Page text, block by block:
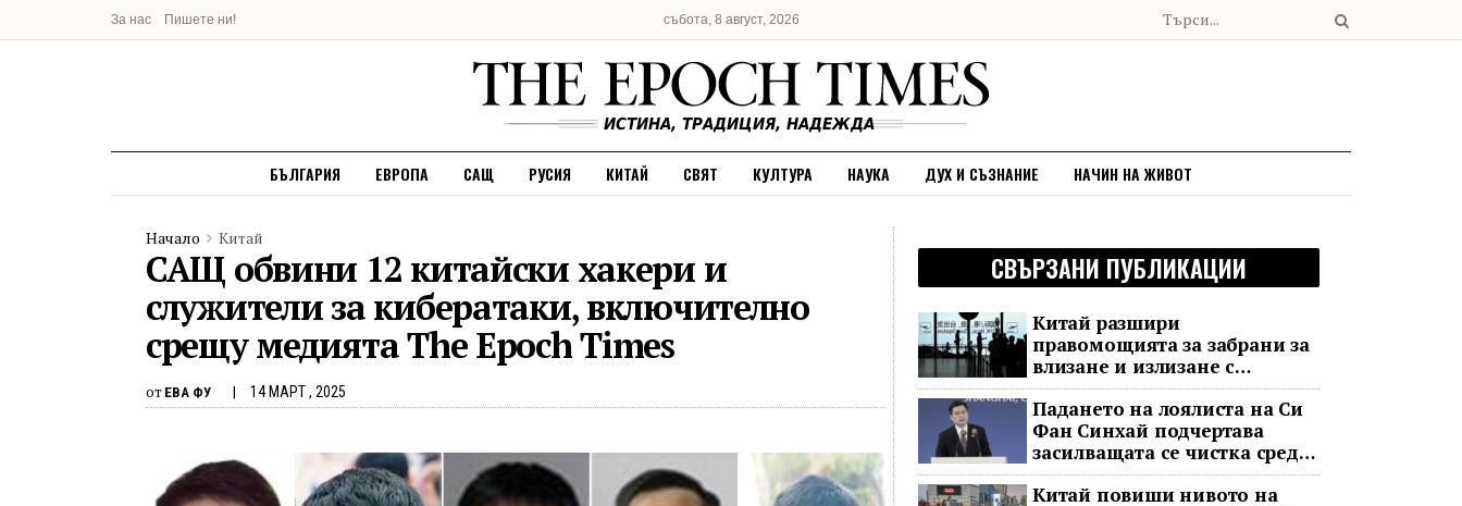
За нас Пишете ни! събота, 8 август, 2026
БЪЛГАРИЯ ЕВРОПА САЩ РУСИЯ КИТАЙ СВЯТ КУЛТУРА НАУКА ДУХ И СЪЗНАНИЕ НАЧИН НА ЖИВОТ
Начало Китай
САЩ обвини 12 китайски хакери и
служители за кибератаки, включително
срещу медията The Epoch Times
от ЕВА ФУ 14 МАРТ , 2025
СВЪРЗАНИ ПУБЛИКАЦИИ
Китай разшири
правомощията за забрани за
влизане и излизане с
всеобхватни нови правила
Падането на лоялиста на Си
Фан Синхай подчертава
засилващата се чистка сред
финансовия елит на Китай
Китай повиши нивото на